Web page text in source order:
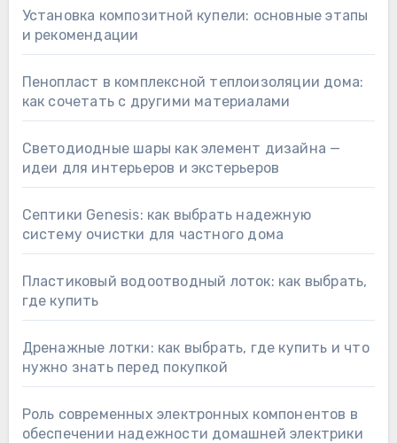
Установка композитной купели: основные этапы
и рекомендации
Пенопласт в комплексной теплоизоляции дома:
как сочетать с другими материалами
Светодиодные шары как элемент дизайна —
идеи для интерьеров и экстерьеров
Септики Genesis: как выбрать надежную
систему очистки для частного дома
Пластиковый водоотводный лоток: как выбрать,
где купить
Дренажные лотки: как выбрать, где купить и что
нужно знать перед покупкой
Роль современных электронных компонентов в
обеспечении надежности домашней электрики